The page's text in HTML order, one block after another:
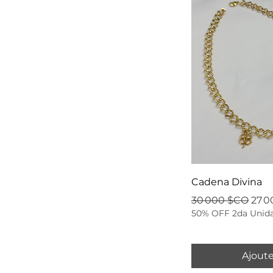
Cadena Divina
Prix original
30 000 $CO Prix
27
50% OFF 2da